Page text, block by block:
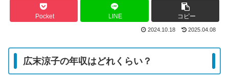
Pocket LINE コピー
2024.10.18 2025.04.08
広末涼子の年収はどれくらい？